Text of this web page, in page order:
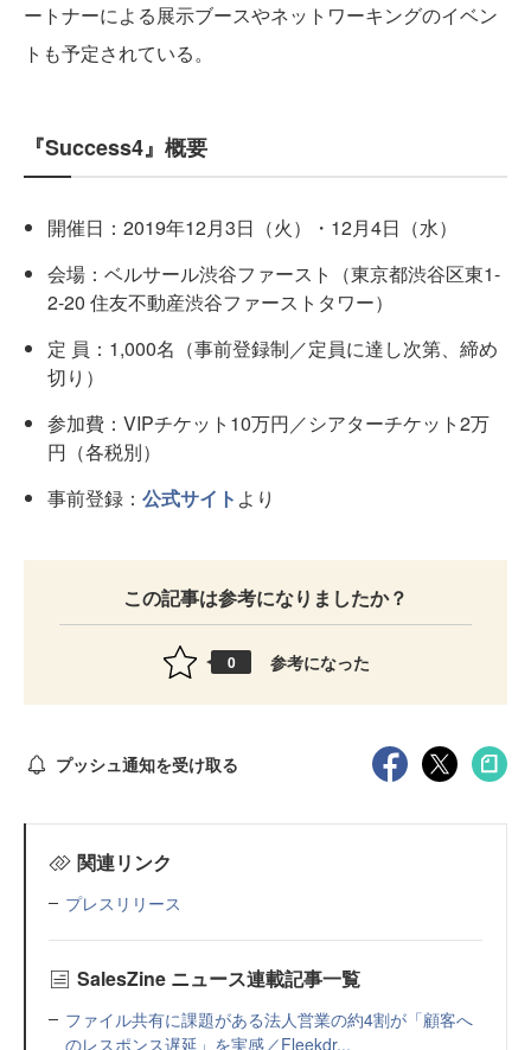
ートナーによる展示ブースやネットワーキングのイベン
トも予定されている。
『Success4』概要
開催日：2019年12月3日（火）・12月4日（水）
会場：ベルサール渋谷ファースト（東京都渋谷区東1-
2-20 住友不動産渋谷ファーストタワー）
定 員：1,000名（事前登録制／定員に達し次第、締め
切り）
参加費：VIPチケット10万円／シアターチケット2万
円（各税別）
事前登録： 公式サイト より
この記事は参考になりましたか？
0 参考になった
プッシュ通知を受け取る
関連リンク
プレスリリース
SalesZine ニュース連載記事一覧
ファイル共有に課題がある法人営業の約4割が「顧客へ
のレスポンス遅延」を実感／Fleekdr...